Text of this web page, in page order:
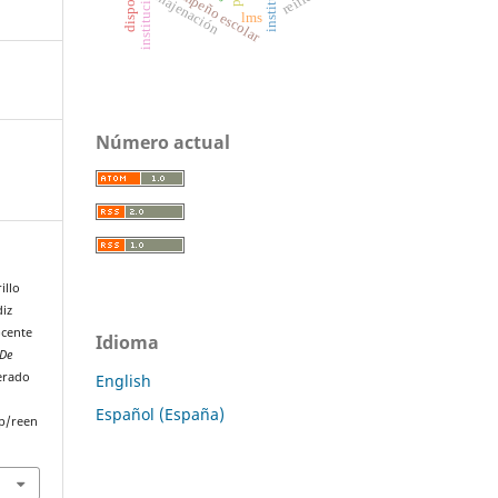
reen
enajenación lms
Número actual
Idioma
English
Español (España)